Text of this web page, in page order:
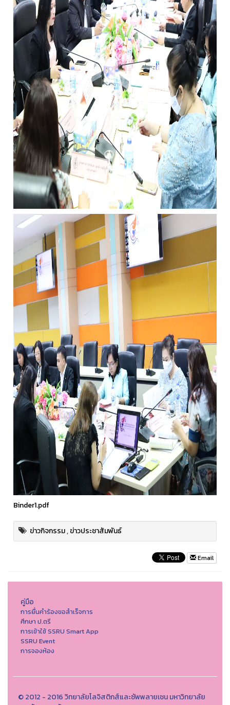
Binder1.pdf
ข่าวกิจกรรม,ข่าวประชาสัมพันธ์
Email
คู่มือ
การยื่นคำร้องขอสำเร็จการ
ศึกษา ป.ตรี
การเข้าใช้ SSRU Smart App
SSRU Event
การจองห้อง
© 2012 - 2016 วิทยาลัยโลจิสติกส์และซัพพลายเชน มหาวิทยาลัย